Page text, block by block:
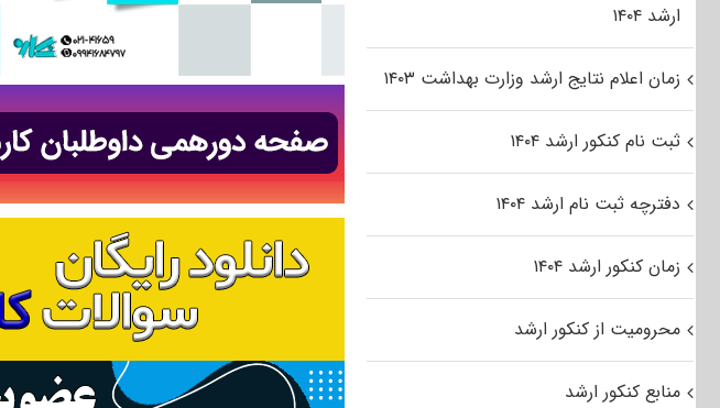
ارشد ۱۴۰۴
زمان اعلام نتایج ارشد وزارت بهداشت ۱۴۰۳
ثبت نام کنکور ارشد ۱۴۰۴
دفترچه ثبت نام ارشد ۱۴۰۴
زمان کنکور ارشد ۱۴۰۴
محرومیت از کنکور ارشد
منابع کنکور ارشد